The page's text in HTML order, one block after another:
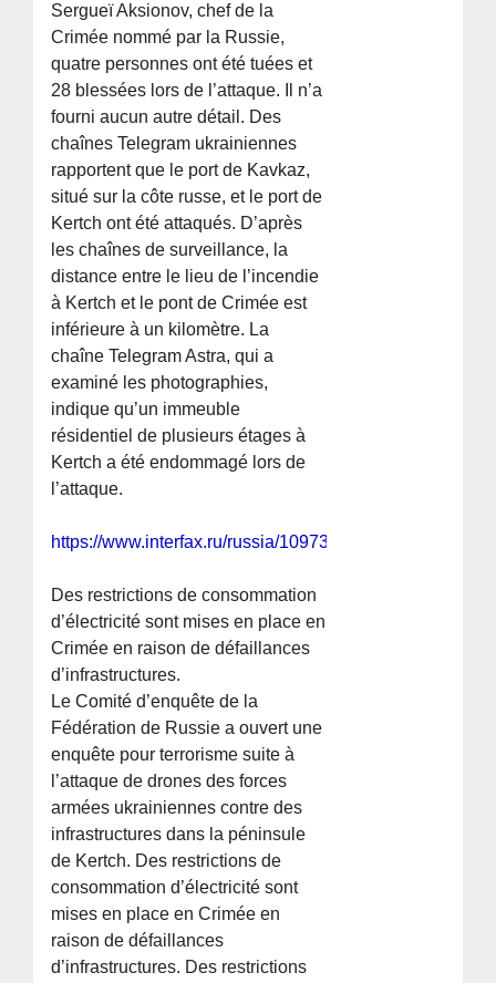
Sergueï Aksionov, chef de la
Crimée nommé par la Russie,
quatre personnes ont été tuées et
28 blessées lors de l’attaque. Il n’a
fourni aucun autre détail. Des
chaînes Telegram ukrainiennes
rapportent que le port de Kavkaz,
situé sur la côte russe, et le port de
Kertch ont été attaqués. D’après
les chaînes de surveillance, la
distance entre le lieu de l’incendie
à Kertch et le pont de Crimée est
inférieure à un kilomètre. La
chaîne Telegram Astra, qui a
examiné les photographies,
indique qu’un immeuble
résidentiel de plusieurs étages à
Kertch a été endommagé lors de
l’attaque.
https://www.interfax.ru/russia/1097315
Des restrictions de consommation
d’électricité sont mises en place en
Crimée en raison de défaillances
d’infrastructures.
Le Comité d’enquête de la
Fédération de Russie a ouvert une
enquête pour terrorisme suite à
l’attaque de drones des forces
armées ukrainiennes contre des
infrastructures dans la péninsule
de Kertch. Des restrictions de
consommation d’électricité sont
mises en place en Crimée en
raison de défaillances
d’infrastructures. Des restrictions